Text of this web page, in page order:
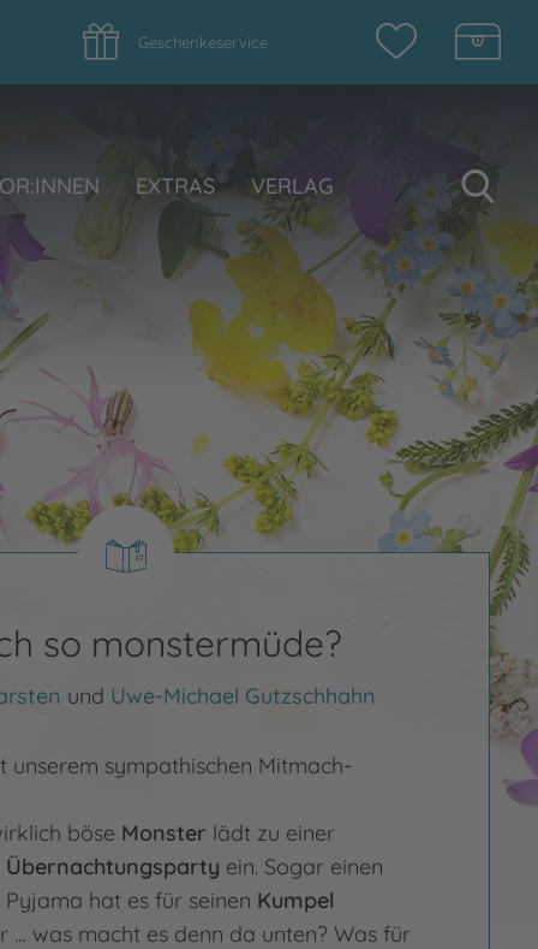
Geschenkeservice
EXTRAS VERLAG
so monstermüde?
und Uwe-Michael Gutzschhahn
sympathischen Mitmach-
böse Monster lädt zu einer
Übernachtungsparty ein. Sogar einen
hat es für seinen Kumpel
… was macht es denn da unten? Was für